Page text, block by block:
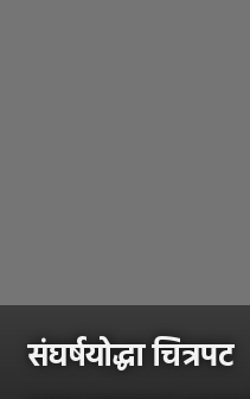
संघर्षयोद्धा चित्रपट